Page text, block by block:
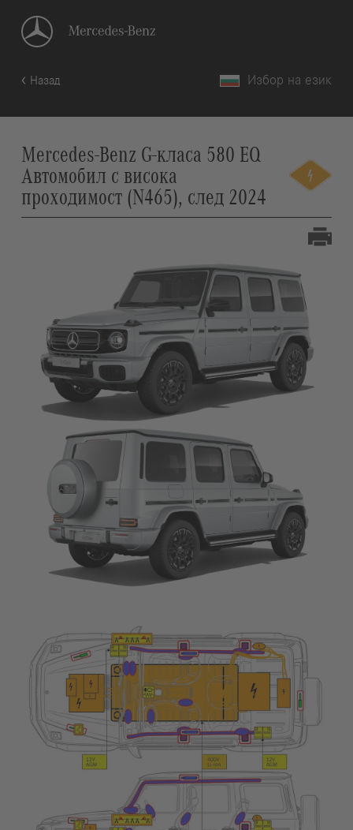
Назад Избор на език
Mercedes-Benz G-класа 580 EQ
Автомобил с висока
проходимост (N465), след 2024